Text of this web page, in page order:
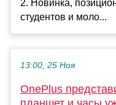
2. Новинка,
студентов и моло...
13:00, 25 Ноя
OnePlus